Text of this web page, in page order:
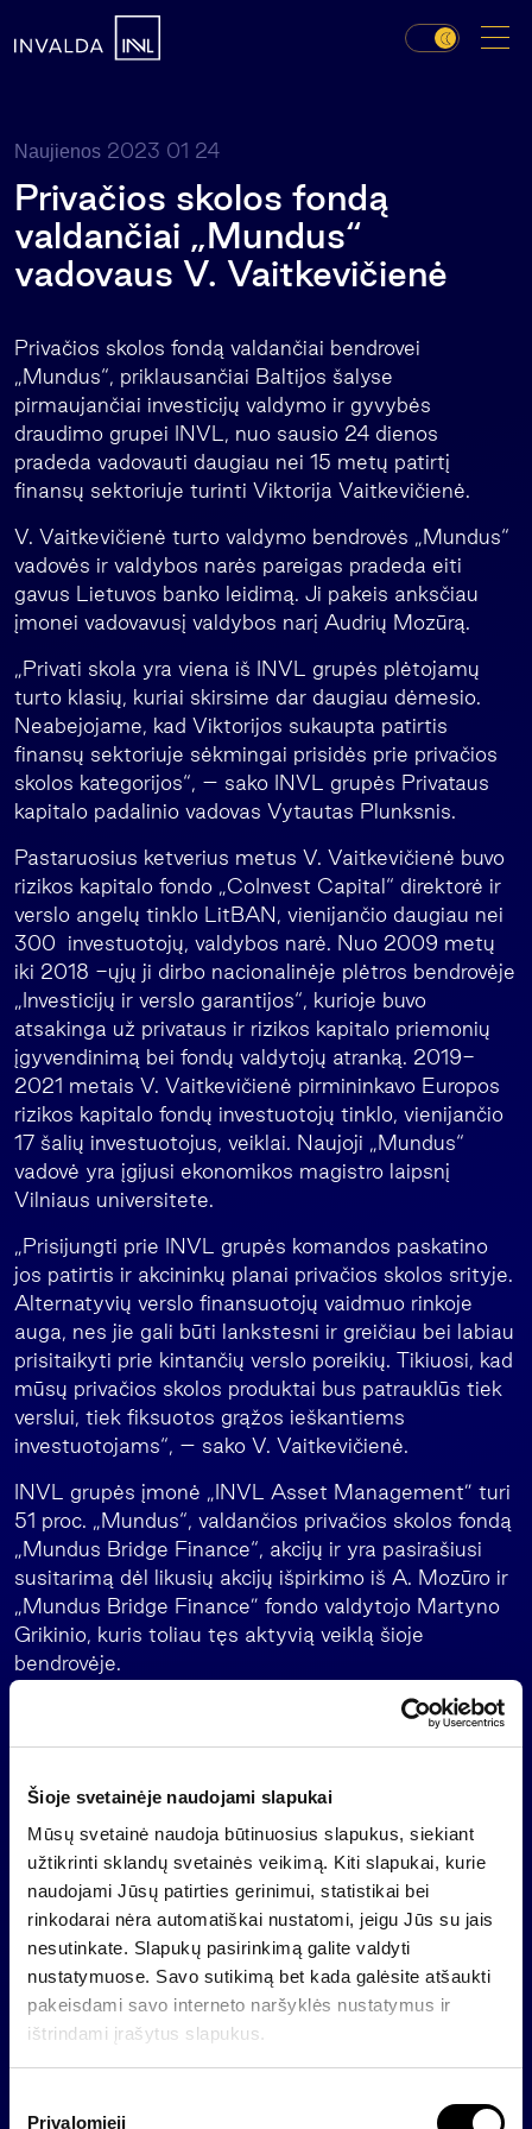
Šioje svetainėje naudojami slapukai
Mūsų svetainė naudoja būtinuosius slapukus, siekiant
užtikrinti sklandų svetainės veikimą. Kiti slapukai, kurie
naudojami Jūsų patirties gerinimui, statistikai bei
rinkodarai nėra automatiškai nustatomi, jeigu Jūs su jais
nesutinkate. Slapukų pasirinkimą galite valdyti
nustatymuose. Savo sutikimą bet kada galėsite atšaukti
pakeisdami savo interneto naršyklės nustatymus ir
ištrindami įrašytus slapukus.
Privalomieji
Naujienos 2023 01 24
Privačios skolos fondą
valdančiai „Mundus“
vadovaus V. Vaitkevičienė
Privačios skolos fondą valdančiai bendrovei
„Mundus“, priklausančiai Baltijos šalyse
pirmaujančiai investicijų valdymo ir gyvybės
draudimo grupei INVL, nuo sausio 24 dienos
pradeda vadovauti daugiau nei 15 metų patirtį
finansų sektoriuje turinti Viktorija Vaitkevičienė.
V. Vaitkevičienė turto valdymo bendrovės „Mundus“
vadovės ir valdybos narės pareigas pradeda eiti
gavus Lietuvos banko leidimą. Ji pakeis anksčiau
įmonei vadovavusį valdybos narį Audrių Mozūrą.
„Privati skola yra viena iš INVL grupės plėtojamų
turto klasių, kuriai skirsime dar daugiau dėmesio.
Neabejojame, kad Viktorijos sukaupta patirtis
finansų sektoriuje sėkmingai prisidės prie privačios
skolos kategorijos“, – sako INVL grupės Privataus
kapitalo padalinio vadovas Vytautas Plunksnis.
Pastaruosius ketverius metus V. Vaitkevičienė buvo
rizikos kapitalo fondo „CoInvest Capital“ direktorė ir
verslo angelų tinklo LitBAN, vienijančio daugiau nei
300 investuotojų, valdybos narė. Nuo 2009 metų
iki 2018 -ųjų ji dirbo nacionalinėje plėtros bendrovėje
„Investicijų ir verslo garantijos“, kurioje buvo
atsakinga už privataus ir rizikos kapitalo priemonių
įgyvendinimą bei fondų valdytojų atranką. 2019-
2021 metais V. Vaitkevičienė pirmininkavo Europos
rizikos kapitalo fondų investuotojų tinklo, vienijančio
17 šalių investuotojus, veiklai. Naujoji „Mundus“
vadovė yra įgijusi ekonomikos magistro laipsnį
Vilniaus universitete.
„Prisijungti prie INVL grupės komandos paskatino
jos patirtis ir akcininkų planai privačios skolos srityje.
Alternatyvių verslo finansuotojų vaidmuo rinkoje
auga, nes jie gali būti lankstesni ir greičiau bei labiau
prisitaikyti prie kintančių verslo poreikių. Tikiuosi, kad
mūsų privačios skolos produktai bus patrauklūs tiek
verslui, tiek fiksuotos grąžos ieškantiems
investuotojams“, – sako V. Vaitkevičienė.
INVL grupės įmonė „INVL Asset Management” turi
51 proc. „Mundus“, valdančios privačios skolos fondą
„Mundus Bridge Finance“, akcijų ir yra pasirašiusi
susitarimą dėl likusių akcijų išpirkimo iš A. Mozūro ir
„Mundus Bridge Finance” fondo valdytojo Martyno
Grikinio, kuris toliau tęs aktyvią veiklą šioje
bendrovėje.
Atvirojo tipo informuotiesiems investuotojams
finansavimą (angl. bridge financing) įvairaus
pobūdžio projektams ir investuodamas į sparčiai
augančio alternatyvaus finansavimo sektoriaus
įmonių neviešai platinamus skolos vertybinius
popierius. Privačios skolos fondas nuo veiklos
pradžios 2015 metais jau atliko 18 sandorių.
2022 metų gruodžio pabaigoje „Mundus Bridge
Finance“ valdomas turtas siekė 26,4 mln. eurų.
INVL – tai Baltijos šalyse pirmaujanti investicijų